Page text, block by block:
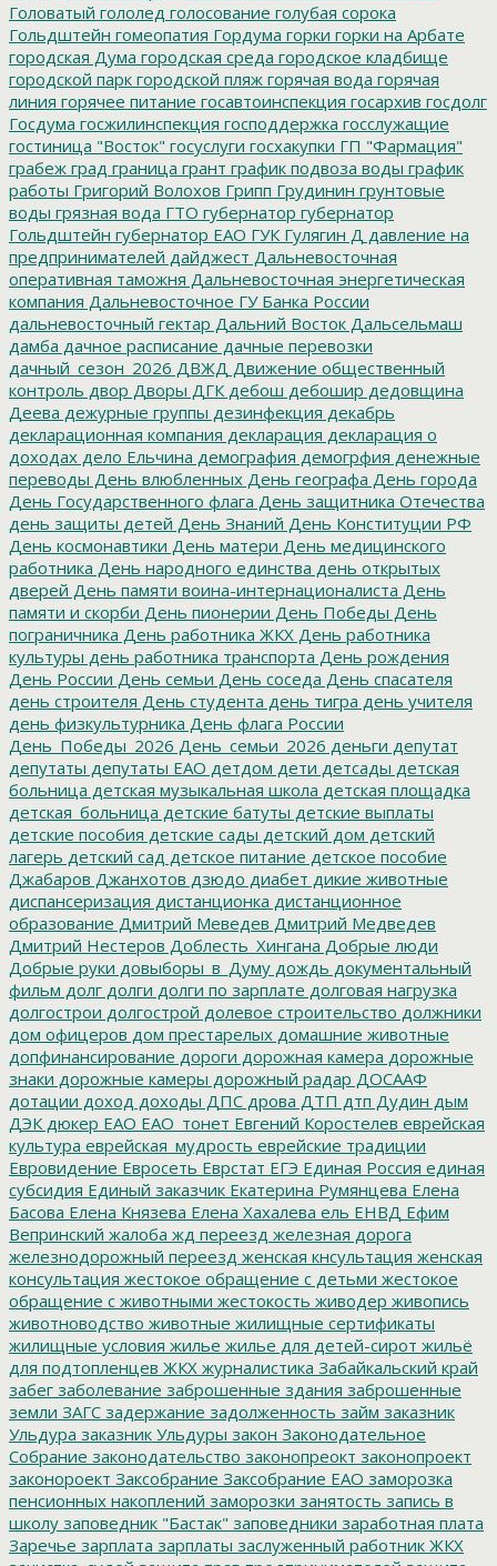
Головатый гололед голосование голубая сорока
Гольдштейн гомеопатия Гордума горки горки на Арбате
городская Дума городская среда городское кладбище
городской парк городской пляж горячая вода горячая
линия горячее питание госавтоинспекция госархив госдолг
Госдума госжилинспекция господдержка госслужащие
гостиница "Восток" госуслуги госхакупки ГП "Фармация"
грабеж град граница грант график подвоза воды график
работы Григорий Волохов Грипп Грудинин грунтовые
воды грязная вода ГТО губернатор губернатор
Гольдштейн губернатор ЕАО ГУКГулягин Д давление на
предпринимателей дайджест Дальневосточная
оперативная таможня Дальневосточная энергетическая
компания Дальневосточное ГУ Банка России
дальневосточный гектар Дальний Восток Дальсельмаш
дамба дачное расписание дачные перевозки
дачный_сезон_2026 ДВЖД Движение общественный
контроль двор Дворы ДГКдебош дебошир дедовщина
Деева дежурные группы дезинфекция декабрь
декларационная компания декларация декларация о
доходах дело Ельчина демография демогрфия денежные
переводы День влюбленных День географа День города
День Государственного флага День защитника Отечества
день защиты детей День Знаний День Конституции РФ
День космонавтики День матери День медицинского
работника День народного единства день открытых
дверей День памяти воина-интернационалиста День
памяти и скорби День пионерии День Победы День
пограничника День работника ЖКХ День работника
культуры день работника транспорта День рождения
День России День семьи День соседа День спасателя
день строителя День студента день тигра день учителя
день физкультурника День флага России
День_Победы_2026 День_семьи_2026 деньги депутат
депутаты депутаты ЕАО детдом дети детсады детская
больница детская музыкальная школа детская площадка
детская_больница детские батуты детские выплаты
детские пособия детские сады детский дом детский
лагерь детский сад детское питание детское пособие
Джабаров Джанхотов дзюдо диабет дикие животные
диспансеризация дистанционка дистанционное
образование Дмитрий Меведев Дмитрий Медведев
Дмитрий Нестеров Доблесть_Хингана Добрые люди
Добрые руки довыборы_в_Думу дождь документальный
фильм долг долги долги по зарплате долговая нагрузка
долгострои долгострой долевое строительство должники
дом офицеров дом престарелых домашние животные
допфинансирование дороги дорожная камера дорожные
знаки дорожные камеры дорожный радар ДОСААФ
дотации доход доходы ДПС дрова ДТП дтп Дудин дым
ДЭКдюкер ЕАО ЕАО_тонет Евгений Коростелев еврейская
культура еврейская_мудрость еврейские традиции
Евровидение Евросеть Еврстат ЕГЭ Единая Россия единая
субсидия Единый заказчик Екатерина Румянцева Елена
Басова Елена Князева Елена Хахалева ель ЕНВД Ефим
Вепринский жалоба жд переезд железная дорога
железнодорожный переезд женская кнсультация женская
консультация жестокое обращение с детьми жестокое
обращение с животными жестокость живодер живопись
животноводство животные жилищные сертификаты
жилищные условия жилье жилье для детей-сирот жильё
для подтопленцев ЖКХ журналистика Забайкальский край
забег заболевание заброшенные здания заброшенные
земли ЗАГС задержание задолженность займ заказник
Ульдура заказник Ульдуры закон Законодательное
Собрание законодательство законопреокт законопроект
законороект Заксобрание Заксобрание ЕАО заморозка
пенсионных накоплений заморозки занятость запись в
школу заповедник "Бастак" заповедники заработная плата
Заречье зарплата зарплаты заслуженный работник ЖКХ